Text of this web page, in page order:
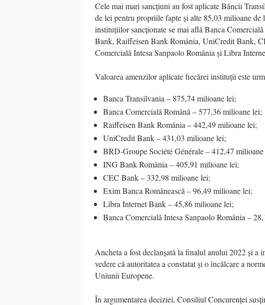
Cele mai mari sancțiuni au fost aplicate Băncii
de lei pentru propriile fapte și alte 85,03 milioane
instituțiilor sancționate se mai află Banca
Bank, Raiffeisen Bank România, UniCredit Bank,
Comercială Intesa Sanpaolo România și Libra
Valoarea amenzilor aplicate fiecărei instituții este
Banca Transilvania – 875,74 milioane lei;
Banca Comercială Română – 577,36 milioane lei;
Raiffeisen Bank România – 442,49 milioane lei;
UniCredit Bank – 431,03 milioane lei;
BRD-Groupe Société Générale – 412,47
ING Bank România – 405,91 milioane lei;
CEC Bank – 332,98 milioane lei;
Exim Banca Românească – 96,49 milioane lei;
Libra Internet Bank – 45,86 milioane lei;
Banca Comercială Intesa Sanpaolo România –
Ancheta a fost declanșată la finalul anului 2022 și a
vedere că autoritatea a constatat și o încălcare a
Uniunii Europene.
În argumentarea deciziei, Consiliul Concurenței